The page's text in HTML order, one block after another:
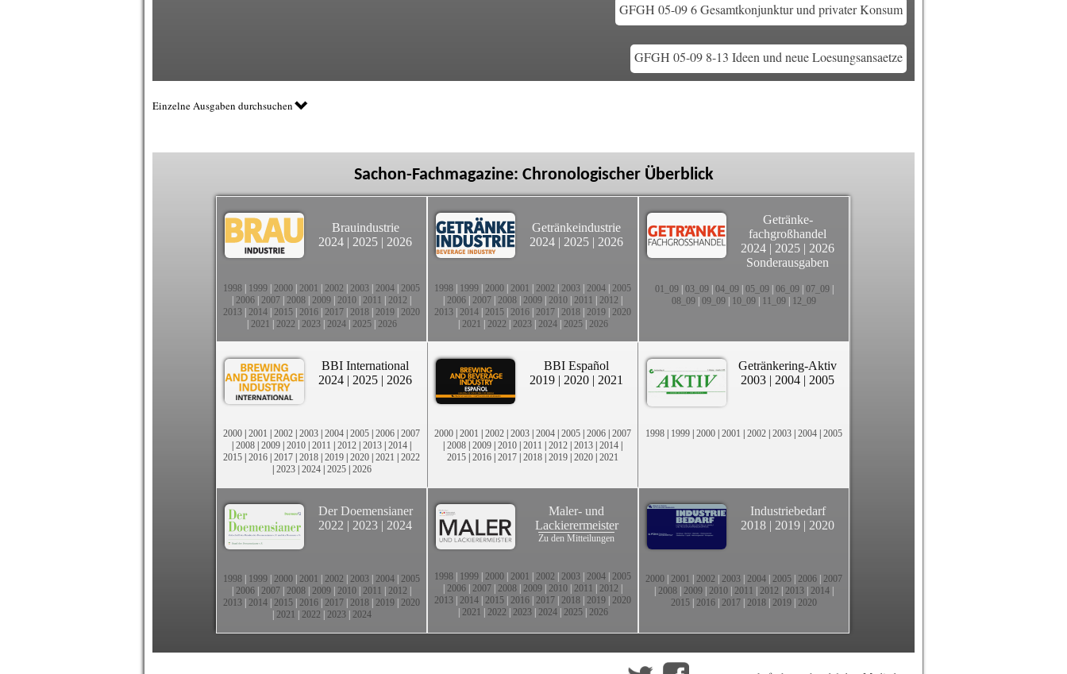
GFGH 05-09 6 Gesamtkonjunktur und privater Konsum
GFGH 05-09 8-13 Ideen und neue Loesungsansaetze
Einzelne Ausgaben durchsuchen
Sachon-Fachmagazine: Chronologischer Überblick
Brauindustrie
2024 | 2025 | 2026
1998 1999 2000 2001 2002 2003 2004 2005
2006 2007 2008 2009 2010 2011 2012
2013 2014 2015 2016 2017 2018 2019 2020
2021 2022 2023| 2024| 2025| 2026
Getränkeindustrie
2024 | 2025 | 2026
1998 1999 2000 2001 2002 2003 2004 2005
2006 2007 2008 2009 2010 2011 2012
2013 2014 2015 2016 2017 2018 2019 2020
2021 2022 2023| 2024| 2025| 2026
Getränke-
fachgroßhandel
2024 | 2025 | 2026
Sonderausgaben
01_09| 03_09| 04_09| 05_09| 06_09| 07_09|
08_09 09_09 10_09 11_09 12_09
BBI International
2024 | 2025 | 2026
2000 | 2001 | 2002 | 2003 | 2004 | 2005 | 2006 | 2007
| 2008 | 2009 | 2010 | 2011 | 2012 | 2013 | 2014 |
2015 | 2016 | 2017 | 2018 | 2019 | 2020 | 2021 | 2022
| 2023| 2024| 2025| 2026
BBI Español
2019 | 2020 | 2021
2000 | 2001 | 2002 | 2003 | 2004 | 2005 | 2006 | 2007
| 2008 | 2009 | 2010 | 2011 | 2012 | 2013 | 2014 |
2015 | 2016 | 2017 | 2018 | 2019 | 2020 | 2021
Getränkering-Aktiv
2003 | 2004 | 2005
1998 | 1999 | 2000 | 2001 | 2002 | 2003 | 2004 | 2005
Der Doemensianer
2022 | 2023 | 2024
1998 1999 2000 2001 2002 2003 2004 2005
2006 2007 2008 2009 2010 2011 2012
2013 2014 2015 2016 2017 2018 2019 2020
2021 2022 2023| 2024
Maler- und
Lackierermeister
Zu den Mitteilungen
1998 1999 2000 2001 2002 2003 2004 2005
2006 2007 2008 2009 2010 2011 2012
2013 2014 2015 2016 2017 2018 2019 2020
2021 2022 2023| 2024| 2025| 2026
Industriebedarf
2018 | 2019 | 2020
2000 2001 2002 2003 2004 2005 2006 2007
2008 2009 2010 2011 2012 2013 2014
2015 2016 2017 2018 2019 2020